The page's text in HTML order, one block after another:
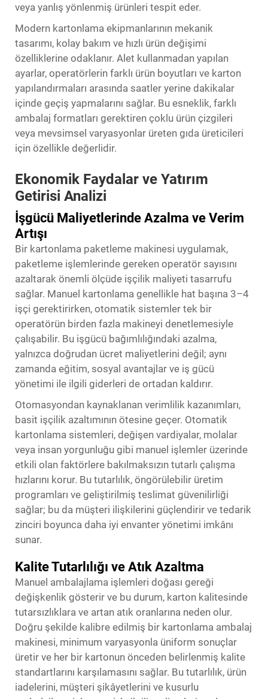
veya yanlış yönlenmiş ürünleri tespit eder.
Modern kartonlama ekipmanlarının mekanik
tasarımı, kolay bakım ve hızlı ürün değişimi
özelliklerine odaklanır. Alet kullanmadan yapılan
ayarlar, operatörlerin farklı ürün boyutları ve karton
yapılandırmaları arasında saatler yerine dakikalar
içinde geçiş yapmalarını sağlar. Bu esneklik, farklı
ambalaj formatları gerektiren çoklu ürün çizgileri
veya mevsimsel varyasyonlar üreten gıda üreticileri
için özellikle değerlidir.
Ekonomik Faydalar ve Yatırım
Getirisi Analizi
İşgücü Maliyetlerinde Azalma ve Verim
Artışı
Bir kartonlama paketleme makinesi uygulamak,
paketleme işlemlerinde gereken operatör sayısını
azaltarak önemli ölçüde işçilik maliyeti tasarrufu
sağlar. Manuel kartonlama genellikle hat başına 3–4
işçi gerektirirken, otomatik sistemler tek bir
operatörün birden fazla makineyi denetlemesiyle
çalışabilir. Bu işgücü bağımlılığındaki azalma,
yalnızca doğrudan ücret maliyetlerini değil; aynı
zamanda eğitim, sosyal avantajlar ve iş gücü
yönetimi ile ilgili giderleri de ortadan kaldırır.
Otomasyondan kaynaklanan verimlilik kazanımları,
basit işçilik azaltımının ötesine geçer. Otomatik
kartonlama sistemleri, değişen vardiyalar, molalar
veya insan yorgunluğu gibi manuel işlemler üzerinde
etkili olan faktörlere bakılmaksızın tutarlı çalışma
hızlarını korur. Bu tutarlılık, öngörülebilir üretim
programları ve geliştirilmiş teslimat güvenilirliği
sağlar; bu da müşteri ilişkilerini güçlendirir ve tedarik
zinciri boyunca daha iyi envanter yönetimi imkânı
sunar.
Kalite Tutarlılığı ve Atık Azaltma
Manuel ambalajlama işlemleri doğası gereği
değişkenlik gösterir ve bu durum, karton kalitesinde
tutarsızlıklara ve artan atık oranlarına neden olur.
Doğru şekilde kalibre edilmiş bir kartonlama ambalaj
makinesi, minimum varyasyonla üniform sonuçlar
üretir ve her bir kartonun önceden belirlenmiş kalite
standartlarını karşılamasını sağlar. Bu tutarlılık, ürün
iadelerini, müşteri şikâyetlerini ve kusurlu